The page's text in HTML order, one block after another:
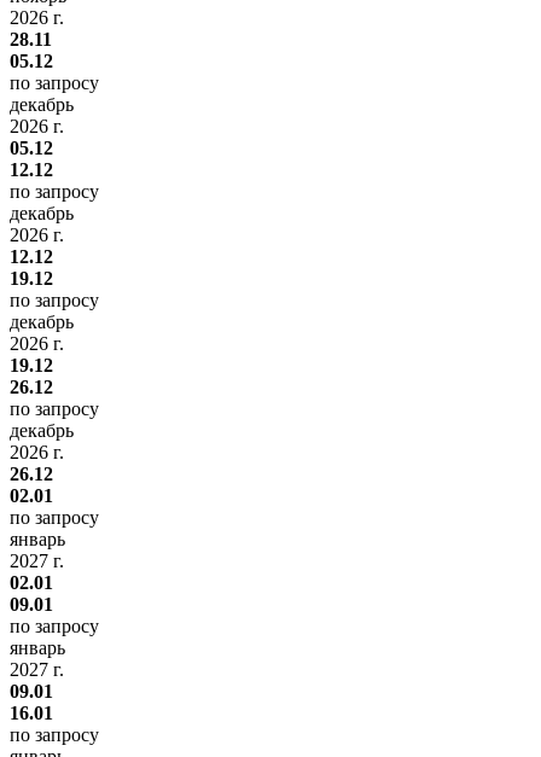
2026 г.
28.11
05.12
по запросу
декабрь
2026 г.
05.12
12.12
по запросу
декабрь
2026 г.
12.12
19.12
по запросу
декабрь
2026 г.
19.12
26.12
по запросу
декабрь
2026 г.
26.12
02.01
по запросу
январь
2027 г.
02.01
09.01
по запросу
январь
2027 г.
09.01
16.01
по запросу